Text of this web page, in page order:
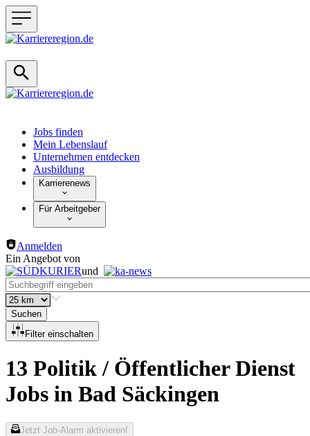
Haupt-Navigation
Jobs finden
Mein Lebenslauf
Unternehmen entdecken
Ausbildung
Karrierenews
Für Arbeitgeber
Anmelden
Ein Angebot von
und
Suchen
Filter einschalten
13 Politik / Öffentlicher Dienst
Jobs in Bad Säckingen
Jetzt Job-Alarm aktivieren!